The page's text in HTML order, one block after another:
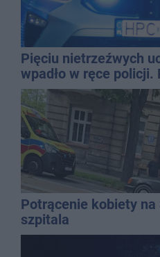
Pięciu nietrzeźwych
wpadło w ręce policji.
promila
Potrącenie kobiety na
szpitala